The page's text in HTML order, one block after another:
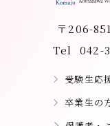
〒206-
Tel
042-
受験生応
卒業生の